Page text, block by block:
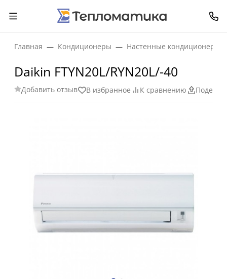
Главная Кондиционеры Настенные кондиционеры
Daikin FTYN20L/RYN20L/-40
Добавить отзыв В избранное К сравнению